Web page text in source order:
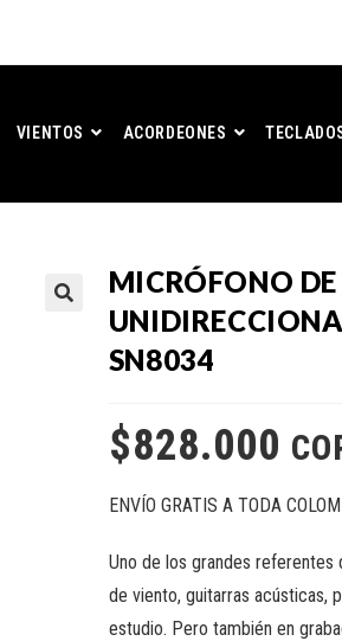
VIENTOS ACORDEONES
MICRÓFONO
SN8034
$828.000
ENVÍO GRATIS A TODA
Uno de los grandes referentes
de viento, guitarras acústicas,
estudio. Pero también en